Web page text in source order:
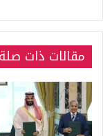
مقالات ذات صلة